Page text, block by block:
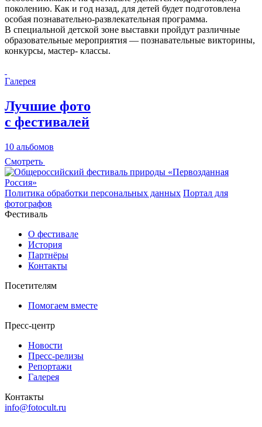
поколению. Как и год назад, для детей будет подготовлена
особая познавательно-развлекательная программа.
В специальной детской зоне выставки пройдут различные
образовательные мероприятия — познавательные викторины,
конкурсы, мастер- классы.
Галерея
Лучшие фото
с фестивалей
10 альбомов
Смотреть
Политика обработки персональных данных Портал для
фотографов
Фестиваль
О фестивале
История
Партнёры
Контакты
Посетителям
Помогаем вместе
Пресс-центр
Новости
Пресс-релизы
Репортажи
Галерея
Контакты
info@fotocult.ru